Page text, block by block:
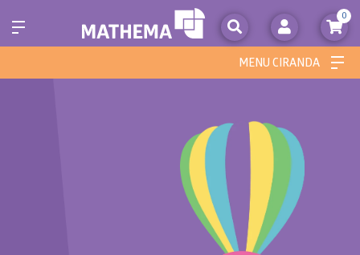
0
MENU CIRANDA